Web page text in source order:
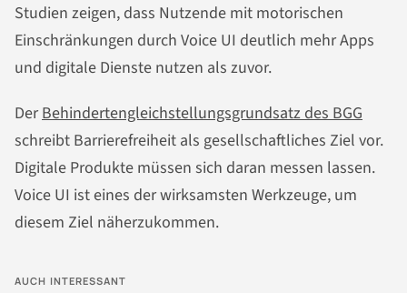
Studien zeigen, dass Nutzende mit motorischen
Einschränkungen durch Voice UI deutlich mehr Apps
und digitale Dienste nutzen als zuvor.
DerBehindertengleichstellungsgrundsatz des BGG
schreibt Barrierefreiheit als gesellschaftliches Ziel vor.
Digitale Produkte müssen sich daran messen lassen.
Voice UI ist eines der wirksamsten Werkzeuge, um
diesem Ziel näherzukommen.
AUCH INTERESSANT